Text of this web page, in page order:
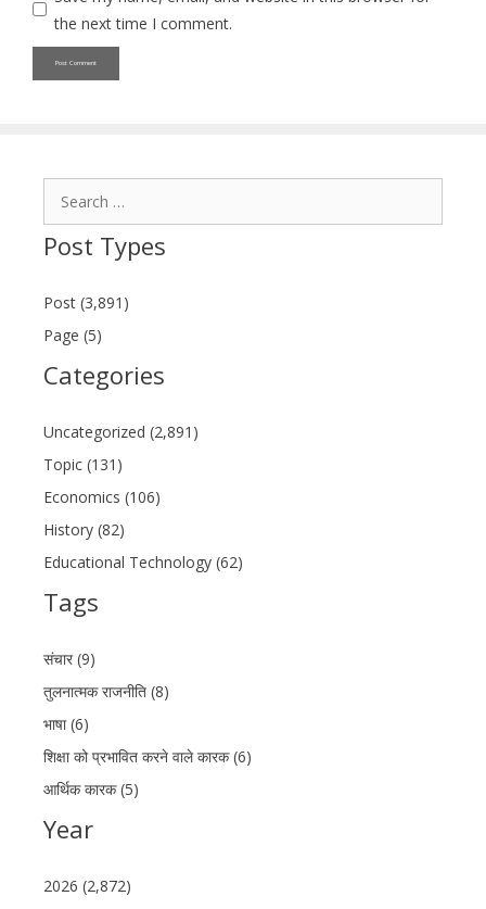
the next time I comment.
Post Types
Post (3,891)
Page (5)
Categories
Uncategorized (2,891)
Topic (131)
Economics (106)
History (82)
Educational Technology (62)
Tags
संचार (9)
तुलनात्मक राजनीति (8)
भाषा (6)
शिक्षा को प्रभावित करने वाले कारक (6)
आर्थिक कारक (5)
Year
2026 (2,872)